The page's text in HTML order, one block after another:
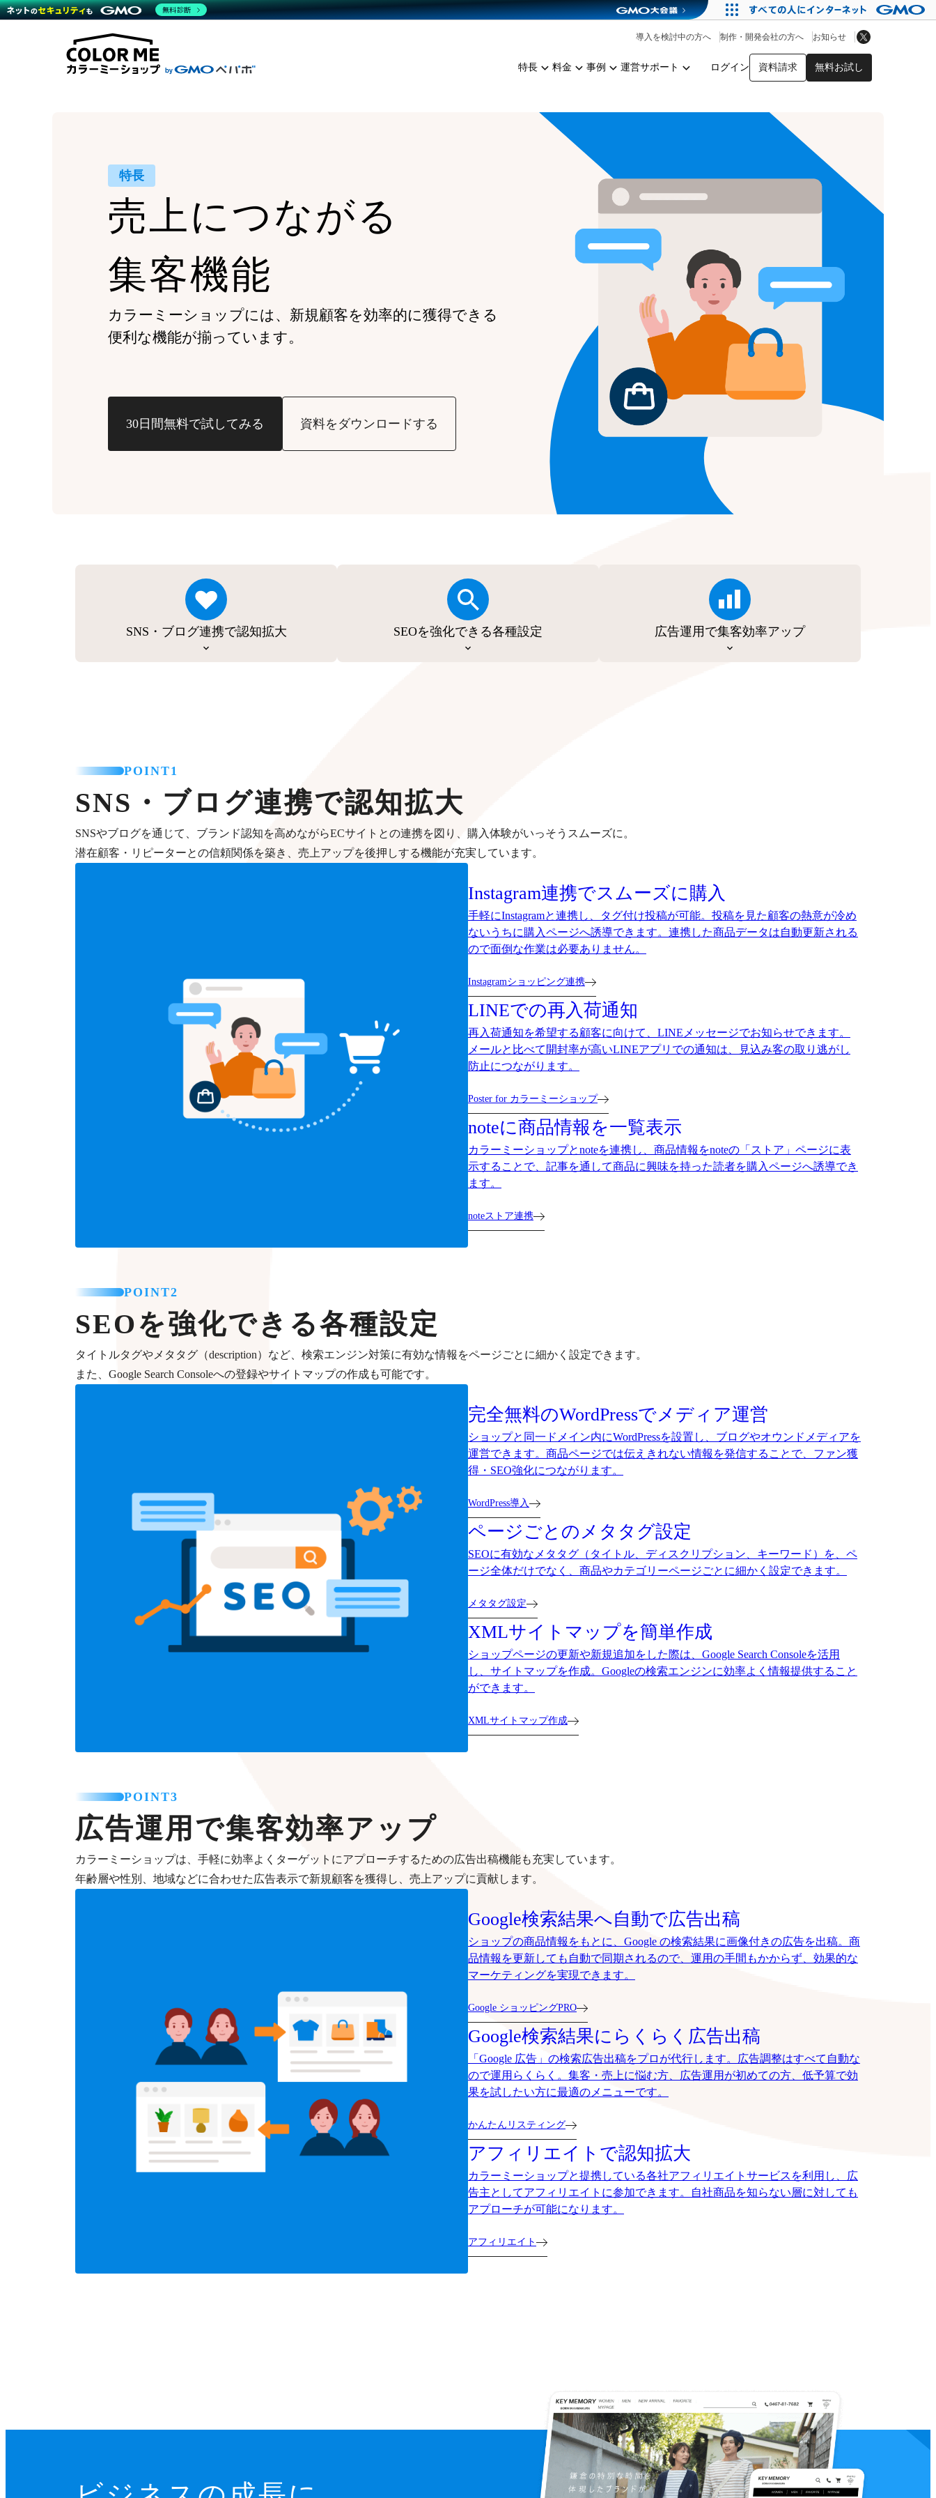
特長 料金 事例 運営サポート ログイン 資料請求 無料お試し
導入を検討中の方へ 制作・開発会社の方へ お知らせ
商材一覧を見る
機能一覧を見る
WordPress導入
モバイルアプリ
複数店舗との連携
雑貨販売 アプリストア
料金
プラン・料金一覧を見る
料金シミュレーション
事例
運営サポート
サポート一覧を見る
コミュニティイベントCarty
YouTubeチャンネル
特長
売上につながる
集客機能
カラーミーショップには、 新規顧客を効率的に獲得できる
便利な機能が揃っています。
30日間無料で試してみる 資料をダウンロードする
SNS・ブログ連携で認知拡大 SEOを強化できる各種設定 広告運用で集客効率アップ
POINT1
SNS・ブログ連携で認知拡大
SNSやブログを通じて、ブランド認知を高めながらECサイトとの連携を図り、購入体験がいっそうスムーズに。
潜在顧客・リピーターとの信頼関係を築き、売上アップを後押しする機能が充実しています。
Instagram連携でスムーズに購入
手軽にInstagramと連携し、タグ付け投稿が可能。投稿を見た顧客の熱意が冷め
ないうちに購入ページへ誘導できます。連携した商品データは自動更新される
ので面倒な作業は必要ありません。
Instagramショッピング連携
LINEでの再入荷通知
再入荷通知を希望する顧客に向けて、LINEメッセージでお知らせできます。
メールと比べて開封率が高いLINEアプリでの通知は、見込み客の取り逃がし
防止につながります。
Poster for カラーミーショップ
noteに商品情報を一覧表示
カラーミーショップとnoteを連携し、商品情報をnoteの「ストア」ページに表
示することで、記事を通して商品に興味を持った読者を購入ページへ誘導でき
ます。
noteストア連携
POINT2
SEOを強化できる各種設定
タイトルタグやメタタグ（description）など、検索エンジン対策に有効な情報をページごとに細かく設定できます。
また、Google Search Consoleへの登録やサイトマップの作成も可能です。
完全無料のWordPressでメディア運営
ショップと同一ドメイン内にWordPressを設置し、ブログやオウンドメディアを
運営できます。商品ページでは伝えきれない情報を発信することで、ファン獲
得・SEO強化につながります。
WordPress導入
ページごとのメタタグ設定
SEOに有効なメタタグ（タイトル、ディスクリプション、キーワード）を、ペ
ージ全体だけでなく、商品やカテゴリーページごとに細かく設定できます。
メタタグ設定
XMLサイトマップを簡単作成
ショップページの更新や新規追加をした際は、Google Search Consoleを活用
し、サイトマップを作成。Googleの検索エンジンに効率よく情報提供すること
ができます。
XMLサイトマップ作成
POINT3
広告運用で集客効率アップ
カラーミーショップは、手軽に効率よくターゲットにアプローチするための広告出稿機能も充実しています。
年齢層や性別、地域などに合わせた広告表示で新規顧客を獲得し、売上アップに貢献します。
Google検索結果へ自動で広告出稿
ショップの商品情報をもとに、Google の検索結果に画像付きの広告を出稿。商
品情報を更新しても自動で同期されるので、運用の手間もかからず、効果的な
マーケティングを実現できます。
Google ショッピングPRO
Google検索結果に らくらく広告出稿
「Google 広告」の検索広告出稿をプロが代行します。広告調整はすべて自動な
ので運用らくらく。集客・売上に悩む方、広告運用が初めての方、低予算で効
果を試したい方に最適のメニューです。
かんたんリスティング
アフィリエイトで認知拡大
カラーミーショップと提携している各社アフィリエイトサービスを利用し、広
告主としてアフィリエイトに参加できます。自社商品を知らない層に対しても
アプローチが可能になります。
アフィリエイト
無料診断